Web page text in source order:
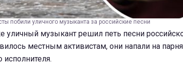
побили уличного музыканта за российские песни
уличный музыкант решил петь песни
местным активистам, они напали на
исполнителя.